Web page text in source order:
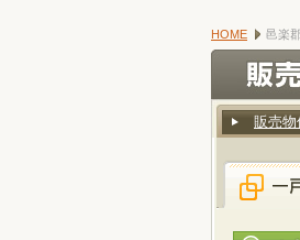
HOME 邑楽
販売物